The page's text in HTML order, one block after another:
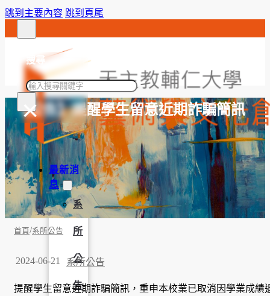
跳到主要內容 跳到頁尾
搜尋
搜
×
最新消
息
系
所
公
告
【公告】提醒學生留意近期詐騙簡訊
首頁/系所公告
2024-06-21 系所公告
提醒學生留意近期詐騙簡訊，重申本校業已取消因學業成